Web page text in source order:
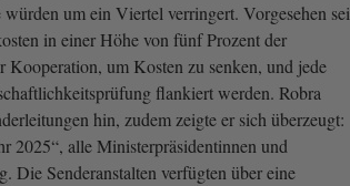
um ein Viertel verringert. Vorgesehen sei
in einer Höhe von fünf Prozent der
Kooperation, um Kosten zu senken, und jede
flankiert werden. Robra
hin, zudem zeigte er sich überzeugt:
2025“, alle Ministerpräsidentinnen und
Die Senderanstalten verfügten über eine